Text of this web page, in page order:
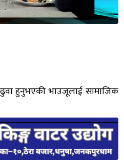
हुनुभएकी भाउजूलाई सामाजिक